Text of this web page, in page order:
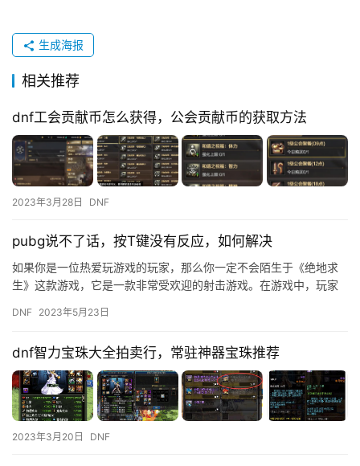
生成海报
相关推荐
dnf工会贡献币怎么获得，公会贡献币的获取方法
2023年3月28日 DNF
pubg说不了话，按T键没有反应，如何解决
如果你是一位热爱玩游戏的玩家，那么你一定不会陌生于《绝地求
生》这款游戏，它是一款非常受欢迎的射击游戏。在游戏中，玩家
应，这…
DNF 2023年5月23日
dnf智力宝珠大全拍卖行，常驻神器宝珠推荐
2023年3月20日 DNF